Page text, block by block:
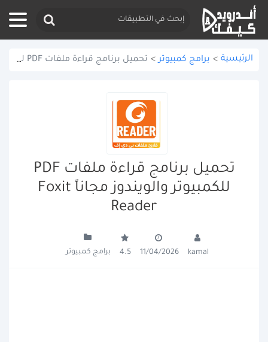
الرئيسية > برامج كمبيوتر > تحميل برنامج قراءة ملفات PDF للكمبيوتر والويندوز مجاناً Foxit Reader
تحميل برنامج قراءة ملفات PDF
للكمبيوتر والويندوز مجاناً Foxit
Reader
kamal
11/04/2026
4.5 برامج كمبيوتر